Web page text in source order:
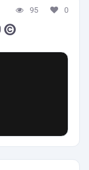
95 0
©